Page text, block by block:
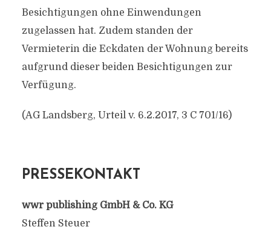
Besichtigungen ohne Einwendungen
zugelassen hat. Zudem standen der
Vermieterin die Eckdaten der Wohnung bereits
aufgrund dieser beiden Besichtigungen zur
Verfügung.
(AG Landsberg, Urteil v. 6.2.2017, 3 C 701/16)
PRESSEKONTAKT
wwr publishing GmbH & Co. KG
Steffen Steuer